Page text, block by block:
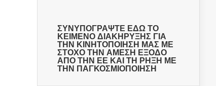
ΣΥΝΥΠΟΓΡΑΨΤΕ ΕΔΩ ΤΟ
ΚΕΙΜΕΝΟ ΔΙΑΚΗΡΥΞΗΣ ΓΙΑ
ΤΗΝ ΚΙΝΗΤΟΠΟΙΗΣΗ ΜΑΣ ΜΕ
ΣΤΟΧΟ ΤΗΝ ΑΜΕΣΗ ΕΞΟΔΟ
ΑΠΟ ΤΗΝ ΕΕ ΚΑΙ ΤΗ ΡΗΞΗ ΜΕ
ΤΗΝ ΠΑΓΚΟΣΜΙΟΠΟΙΗΣΗ